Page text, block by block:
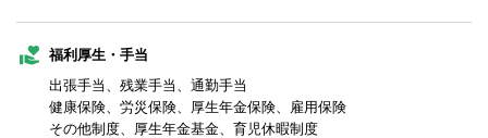
福利厚生・手当
出張手当、残業手当、通勤手当
健康保険、労災保険、厚生年金保険、雇用保険
その他制度、厚生年金基金、育児休暇制度